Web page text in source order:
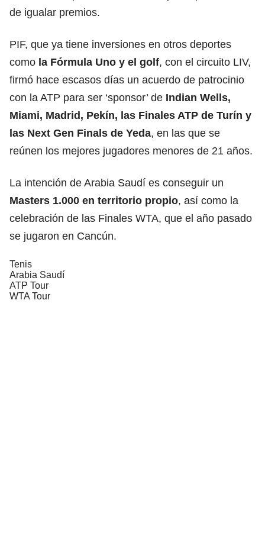
de igualar premios.
PIF, que ya tiene inversiones en otros deportes
como la Fórmula Uno y el golf, con el circuito LIV,
firmó hace escasos días un acuerdo de patrocinio
con la ATP para ser ‘sponsor’ de Indian Wells,
Miami, Madrid, Pekín, las Finales ATP de Turín y
las Next Gen Finals de Yeda, en las que se
reúnen los mejores jugadores menores de 21 años.
La intención de Arabia Saudí es conseguir un
Masters 1.000 en territorio propio, así como la
celebración de las Finales WTA, que el año pasado
se jugaron en Cancún.
Tenis
Arabia Saudí
ATP Tour
WTA Tour